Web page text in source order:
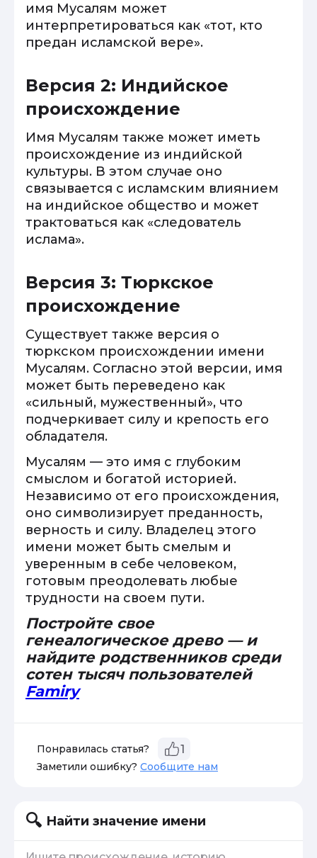
имя Мусалям может
интерпретироваться как «тот, кто
предан исламской вере».
Версия 2: Индийское
происхождение
Имя Мусалям также может иметь
происхождение из индийской
культуры. В этом случае оно
связывается с исламским влиянием
на индийское общество и может
трактоваться как «следователь
ислама».
Версия 3: Тюркское
происхождение
Существует также версия о
тюркском происхождении имени
Мусалям. Согласно этой версии, имя
может быть переведено как
«сильный, мужественный», что
подчеркивает силу и крепость его
обладателя.
Мусалям — это имя с глубоким
смыслом и богатой историей.
Независимо от его происхождения,
оно символизирует преданность,
верность и силу. Владелец этого
имени может быть смелым и
уверенным в себе человеком,
готовым преодолевать любые
трудности на своем пути.
Постройте свое
генеалогическое древо — и
найдите родственников среди
сотен тысяч пользователей
Famiry
Понравилась статья? 1
Заметили ошибку? Сообщите нам
Найти значение имени